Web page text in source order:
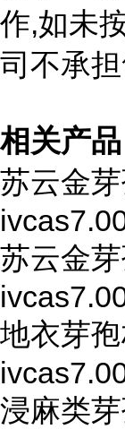
作,如未
司不承
相关产品
苏云金
苏云金
地衣芽
浸麻类